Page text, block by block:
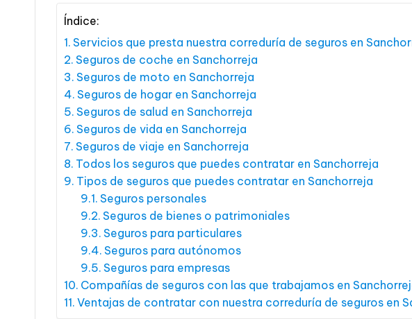
Índice:
Servicios que presta nuestra correduría de seguros en
Seguros de coche en Sanchorreja
Seguros de moto en Sanchorreja
Seguros de hogar en Sanchorreja
Seguros de salud en Sanchorreja
Seguros de vida en Sanchorreja
Seguros de viaje en Sanchorreja
Todos los seguros que puedes contratar en Sanchorreja
Tipos de seguros que puedes contratar en Sanchorreja
Seguros personales
Seguros de bienes o patrimoniales
Seguros para particulares
Seguros para autónomos
Seguros para empresas
Compañías de seguros con las que trabajamos en
Ventajas de contratar con nuestra correduría de seguros en